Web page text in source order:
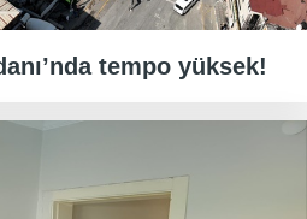
tempo yüksek!